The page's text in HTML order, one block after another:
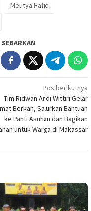
Meutya Hafid
SEBARKAN
Pos berikutnya
Tim Ridwan Andi Wittiri Gelar
Berkah, Salurkan Bantuan
ke Panti Asuhan dan Bagikan
untuk Warga di Makassar